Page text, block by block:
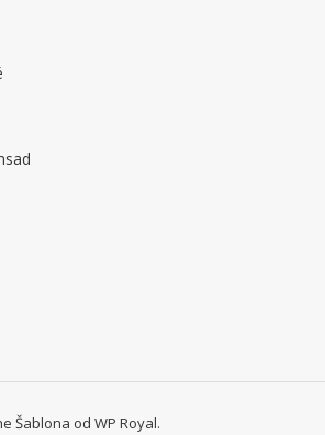
Šablona od WP Royal.